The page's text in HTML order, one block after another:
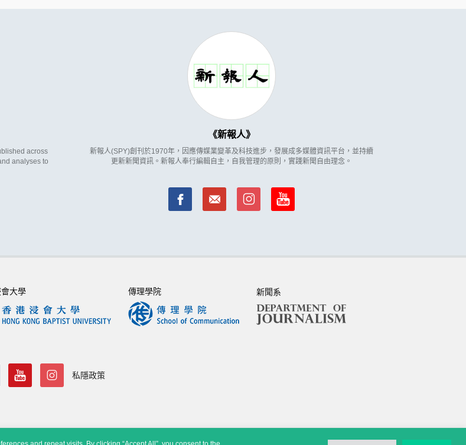
across
analyses to
新報人
新報人(SPY)創刊於1970年，因應傳媒業變革及科技進步，發展成多媒體資訊平台，並持續
更新新聞資訊。新報人奉行編輯自主，自我管理的原則，實踐新聞自由理念。
大學 傳理學院 新聞系
私隱政策